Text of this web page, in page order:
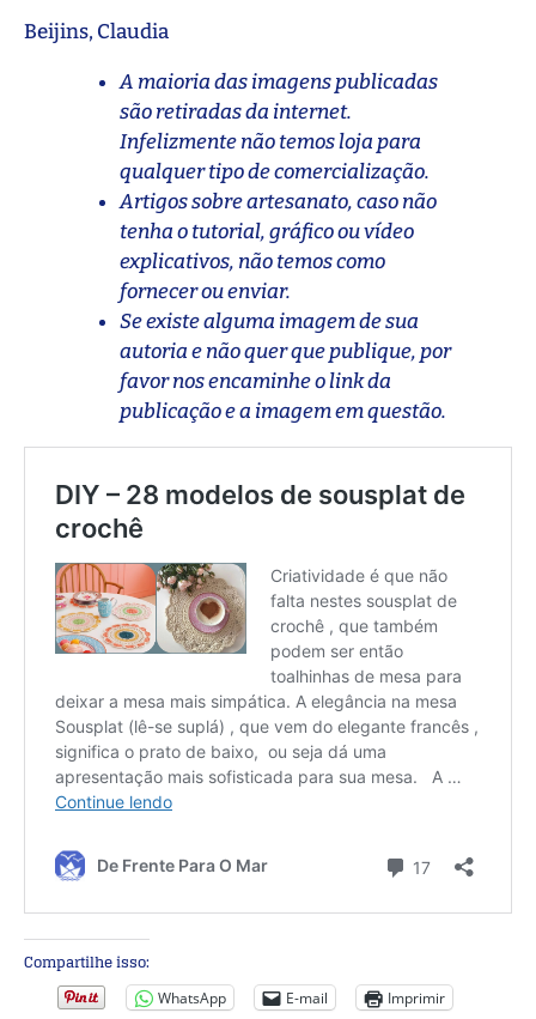
Beijins, Claudia
A maioria das imagens publicadas
são retiradas da internet.
Infelizmente não temos loja para
qualquer tipo de comercialização.
Artigos sobre artesanato, caso não
tenha o tutorial, gráfico ou vídeo
explicativos, não temos como
fornecer ou enviar.
Se existe alguma imagem de sua
autoria e não quer que publique, por
favor nos encaminhe o link da
publicação e a imagem em questão.
Compartilhe isso:
WhatsApp E-mail Imprimir